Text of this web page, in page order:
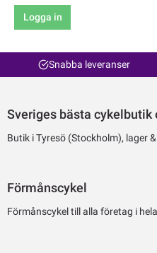
Logga in
Snabba leveranser
Sveriges bästa cykelbutik
Butik i Tyresö (Stockholm), lager
Förmånscykel
Förmånscykel till alla företag i